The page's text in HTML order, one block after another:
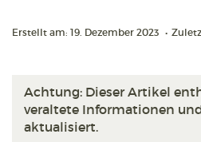
Erstellt am: 19. Dezember 2023 •
Achtung: Dieser Artikel
veraltete Informationen
aktualisiert.